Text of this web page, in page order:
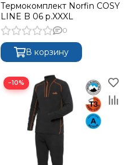
Термокомплект Norfin COSY
LINE B 06 р.XXXL
0
В корзину
−10%